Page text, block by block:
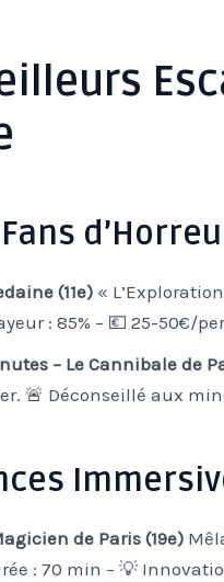
(11e)«
: 85% – 💶 25-50€/
– Le Cannibale de
🚨 Déconseillé aux
de Paris (19e)
: 70 min – 💡